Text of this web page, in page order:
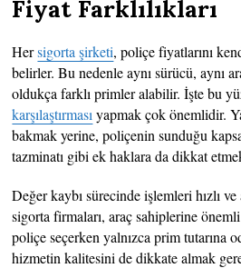
Fiyat Farklılıkları
Hersigorta şirketi, poliçe fiyatlarını
belirler. Bu nedenle aynı sürücü, aynı
oldukça farklı primler alabilir. İşte bu
karşılaştırması yapmak çok önemlidir.
bakmak yerine, poliçenin sunduğu
tazminatı gibi ek haklara da dikkat
Değer kaybı sürecinde işlemleri hızlı
sigorta firmaları, araç sahiplerine
poliçe seçerken yalnızca prim tutarına
hizmetin kalitesini de dikkate almak